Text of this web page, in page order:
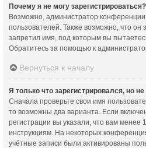
Почему я не могу зарегистрироваться?
Возможно, администратор
пользователей. Также возможно, что он
запретил имя, под которым вы
Обратитесь за помощью к
Вернуться к началу
Я только что зарегистрировался, но
Сначала проверьте свои имя
то возможны два варианта. Если
регистрации вы указали, что вам менее
инструкциям. На некоторых
учётные записи были активированы